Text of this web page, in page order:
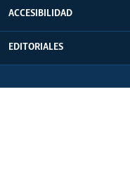
ACCESIBILIDAD
EDITORIALES